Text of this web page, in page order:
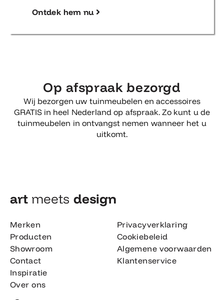
Ontdek hem nu
Op afspraak bezorgd
Wij bezorgen uw tuinmeubelen en accessoires
GRATIS in heel Nederland op afspraak. Zo kunt u de
tuinmeubelen in ontvangst nemen wanneer het u
uitkomt.
art meets design​
Merken
Producten
Showroom
Contact
Inspiratie
Over ons
Privacyverklaring
Cookiebeleid
Algemene voorwaarden
Klantenservice